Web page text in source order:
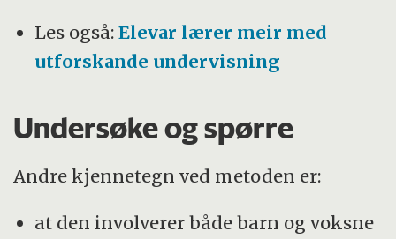
Les også:Elevar lærer meir med
utforskande undervisning
Undersøke og spørre
Andre kjennetegn ved metoden er:
at den involverer både barn og voksne